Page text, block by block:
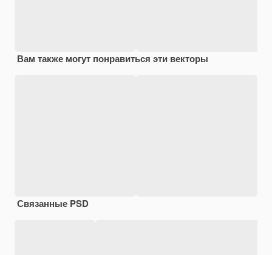
Вам также могут понравиться эти векторы
Связанные PSD